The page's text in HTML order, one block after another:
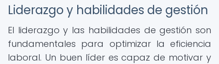
Liderazgo y habilidades de gestión
El liderazgo y las habilidades de gestión son
fundamentales para optimizar la eficiencia
laboral. Un buen líder es capaz de motivar y